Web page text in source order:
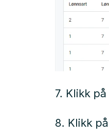
7. Klikk på
8. Klikk på